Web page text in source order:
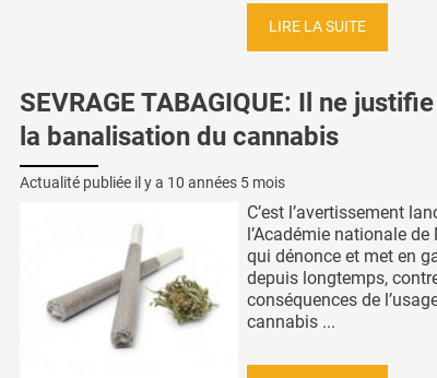
LIRE LA SUITE
SEVRAGE TABAGIQUE: Il ne
la banalisation du cannabis
Actualité publiée il y a 10 années 5 mois
C’est l’avertissement
l’Académie nationale de
qui dénonce et met en
depuis longtemps,
conséquences de
cannabis ...